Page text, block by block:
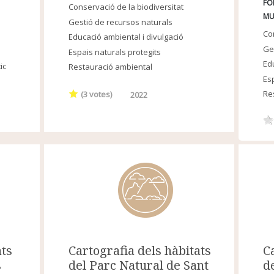
Conservació de la biodiversitat
Gestió de recursos naturals
Educació ambiental i divulgació
Espais naturals protegits
Restauració ambiental
(3votes) 2022
Cartografia dels hàbitats
del Parc Natural de Sant